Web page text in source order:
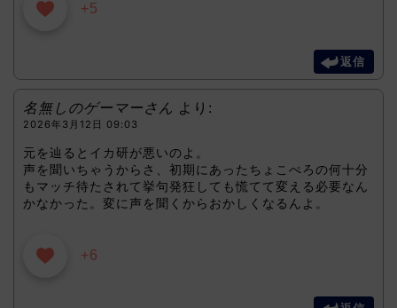
+5
返信
名無しのゲーマーさん より:
2026年3月12日 09:03
元を辿るとイカ研が悪いのよ。
声を聞いちゃうからさ、初期にあったちょこぺろの何十分
もマッチ待たされて挙句発狂しても慌てて変える必要なん
かなかった。変に声を聞くからおかしくなるんよ。
+6